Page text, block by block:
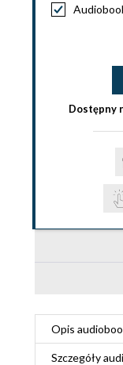
Dostępny
Opis
Szczegóły